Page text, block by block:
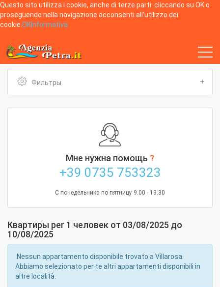
Questo sito utilizza i cookie, anche di terze parti: cliccando su OK o
proseguendo nella navigazione acconsenti all'utilizzo dei
cookie. OKInformativa
Home Квартиры per 1 человек от 03/08/2025 до 10/08/2025
Фильтры
Мне нужна помощь ?
+39 0735 753323
С понедельника по пятницу 9.00 - 19.30
Квартиры per 1 человек от 03/08/2025 до
10/08/2025
Nessun appartamento disponibile trovato a Villarosa.
Abbiamo selezionato per te altri appartamenti disponibili in
altre località.